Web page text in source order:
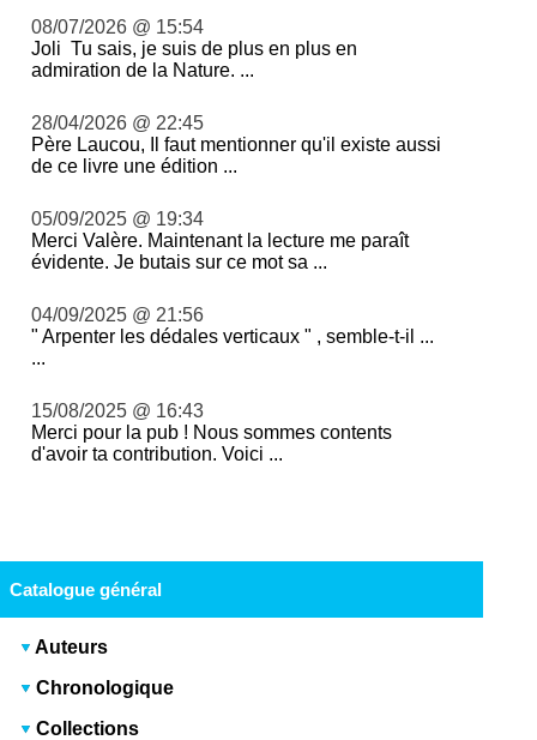
08/07/2026 @ 15:54
Joli Tu sais, je suis de plus en plus en
admiration de la Nature. ...
28/04/2026 @ 22:45
Père Laucou, Il faut mentionner qu'il existe aussi
de ce livre une édition ...
05/09/2025 @ 19:34
Merci Valère. Maintenant la lecture me paraît
évidente. Je butais sur ce mot sa ...
04/09/2025 @ 21:56
" Arpenter les dédales verticaux " , semble-t-il ...
...
15/08/2025 @ 16:43
Merci pour la pub ! Nous sommes contents
d'avoir ta contribution. Voici ...
Catalogue général
Auteurs
Chronologique
Collections